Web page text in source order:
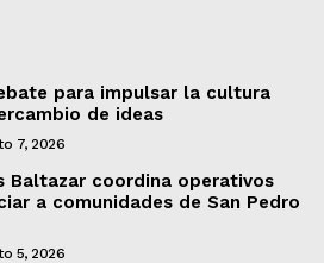
para impulsar la cultura
de ideas
7, 2026
Baltazar coordina operativos
a comunidades de San Pedro
5, 2026